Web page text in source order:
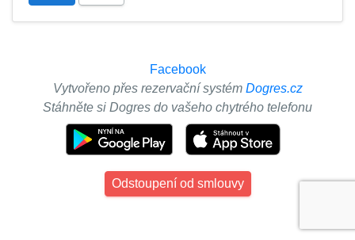
Facebook
Vytvořeno přes rezervační systém Dogres.cz
Stáhněte si Dogres do vašeho chytrého telefonu
Odstoupení od smlouvy